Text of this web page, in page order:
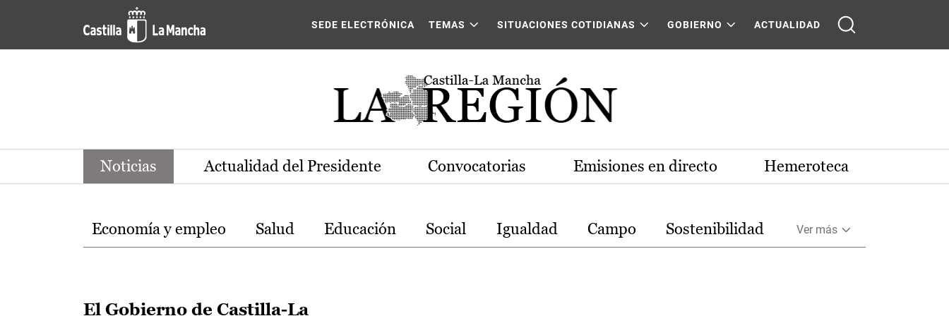
Pasar al contenido principal
Noticias de la región de Castilla-La Mancha
SEDE ELECTRÓNICA TEMAS SITUACIONES COTIDIANAS GOBIERNO ACTUALIDAD
Noticias Actualidad del Presidente Convocatorias Emisiones en directo Hemeroteca
Temas
Economía y empleo Salud Educación Social Igualdad Campo Sostenibilidad Ver más
El Gobierno de Castilla-La